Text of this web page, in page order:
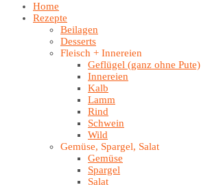
Home
Rezepte
Beilagen
Desserts
Fleisch + Innereien
Geflügel (ganz ohne Pute)
Innereien
Kalb
Lamm
Rind
Schwein
Wild
Gemüse, Spargel, Salat
Gemüse
Spargel
Salat